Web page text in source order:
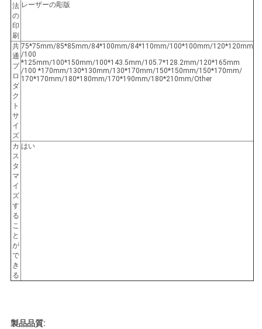
法
の
印
刷
レーザーの彫版
共
通
プ
ロ
ダ
ク
ト
サ
イ
ズ
75*75mm/85*85mm/84*100mm/84*110mm/100*100mm/120*120mm
/100
*125mm/100*150mm/100*143.5mm/105.7*128.2mm/120*165mm
/100 *170mm/130*130mm/130*170mm/150*150mm/150*170mm/
170*170mm/180*180mm/170*190mm/180*210mm/Other
カ
ス
タ
マ
イ
ズ
す
る
こ
と
が
で
き
る
はい
製品品質: